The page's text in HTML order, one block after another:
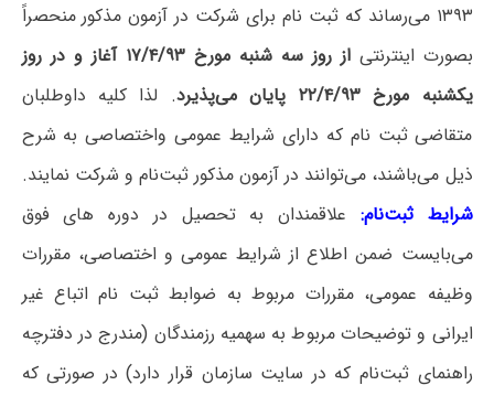
۱۳۹۳ می‌رساند که ثبت نام برای شرکت در آزمون مذکور منحصراً
بصورت اینترنتی
از روز سه شنبه مورخ ۱۷/۴/۹۳ آغاز و در روز
یکشنبه مورخ ۲۲/۴/۹۳ پایان می‌پذیرد
. لذا کلیه داوطلبان
متقاضی ثبت نام که دارای شرایط عمومی واختصاصی به شرح
ذیل می‌باشند، می‌توانند در آزمون مذکور ثبت‌نام و شرکت نمایند.
شرایط ثبت‌نام‌: علاقمندان به تحصیل در دوره های فوق
می‌بایست ضمن اطلاع از شرایط عمومی و اختصاصی، مقررات
وظیفه عمومی، مقررات مربوط به ضوابط ثبت نام اتباع غیر
ایرانی و توضیحات مربوط به سهمیه رزمندگان (مندرج در دفترچه
راهنمای ثبت‌نام که در سایت سازمان قرار دارد) در صورتی که